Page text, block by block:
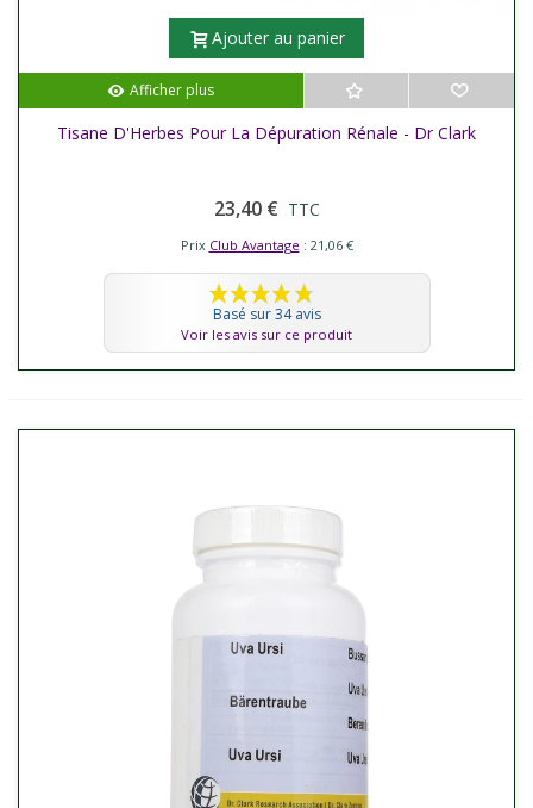
Ajouter au panier
Afficher plus
Tisane D'Herbes Pour La Dépuration Rénale - Dr Clark
23,40 € TTC
Prix Club Avantage : 21,06 €
Basé sur 34 avis
Voir les avis sur ce produit